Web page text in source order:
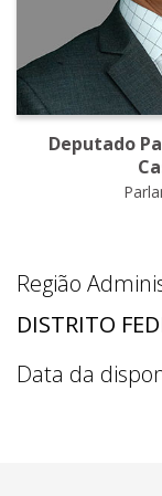
Deputado
Região
DISTRITO
Data da